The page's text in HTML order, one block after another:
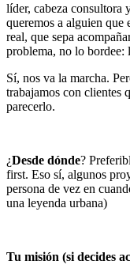
líder, cabeza consultora
queremos a alguien
real, que sepa
problema, no lo bordee:
Sí, nos va la marcha.
trabajamos con clientes
parecerlo.
¿Desde dónde?
first. Eso sí, algunos
persona de vez en
una leyenda urbana)
Tu misión (si decides